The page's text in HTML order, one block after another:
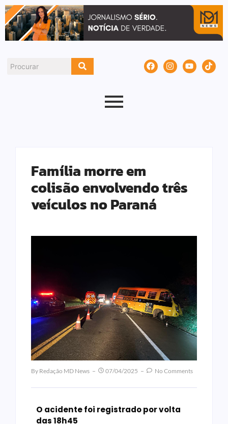
Família morre em
colisão envolvendo três
veículos no Paraná
By Redação MD News 07/04/2025 No Comments
O acidente foi registrado por volta
das 18h45